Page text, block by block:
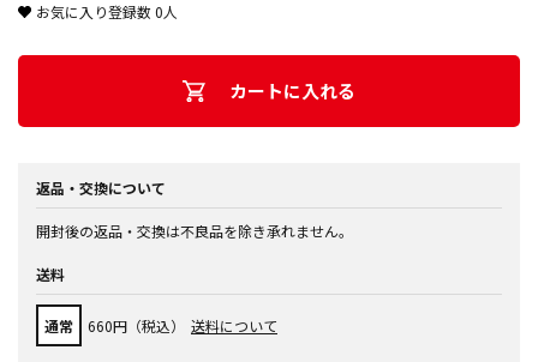
お気に入り登録数0人
カートに入れる
返品・交換について
開封後の返品・交換は不良品を除き承れません。
送料
通常 660円（税込） 送料について